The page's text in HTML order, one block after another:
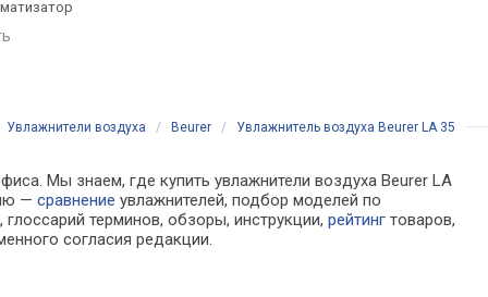
Увлажнители воздуха / Beurer / Увлажнитель воздуха Beurer LA 35
Мы знаем, где купить увлажнители воздуха Beurer LA
—сравнение увлажнителей, подбор моделей по
глоссарий терминов, обзоры, инструкции,рейтинг товаров,
согласия редакции.